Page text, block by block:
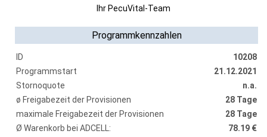
Ihr PecuVital-Team
Programmkennzahlen
ID
10208
Programmstart
21.12.2021
Stornoquote
n.a.
ø Freigabezeit der Provisionen
28 Tage
maximale Freigabezeit der Provisionen
28 Tage
Ø Warenkorb bei ADCELL:
78.19 €